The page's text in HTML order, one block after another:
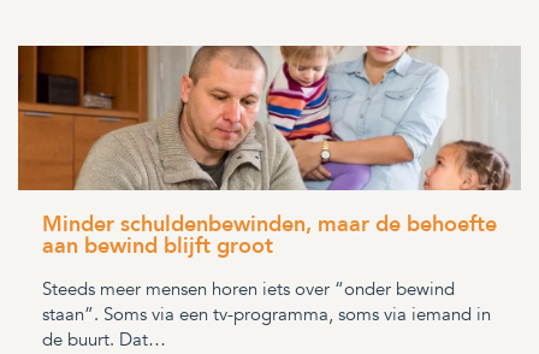
Minder schuldenbewinden, maar de behoefte
aan bewind blijft groot
Steeds meer mensen horen iets over “onder bewind
staan”. Soms via een tv-programma, soms via iemand in
de buurt. Dat…